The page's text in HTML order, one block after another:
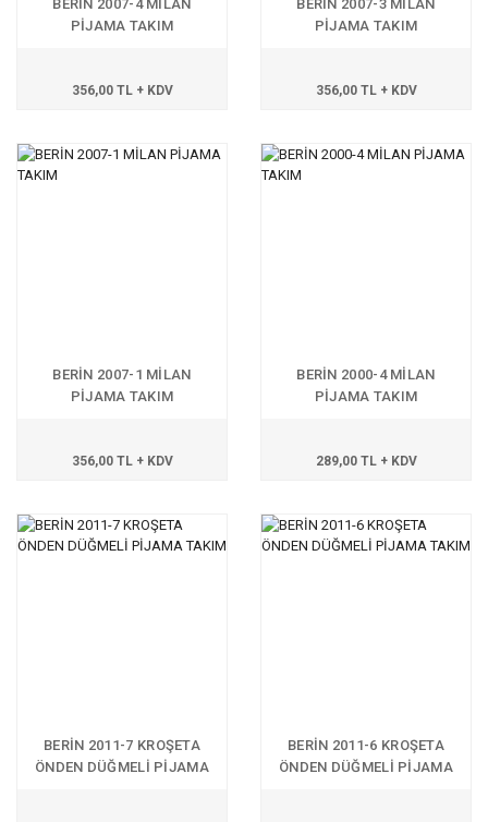
BERİN 2007-4 MİLAN
PİJAMA TAKIM
356,00 TL + KDV
BERİN 2007-3 MİLAN
PİJAMA TAKIM
356,00 TL + KDV
BERİN 2007-1 MİLAN
PİJAMA TAKIM
356,00 TL + KDV
BERİN 2000-4 MİLAN
PİJAMA TAKIM
289,00 TL + KDV
BERİN 2011-7 KROŞETA
ÖNDEN DÜĞMELİ PİJAMA
BERİN 2011-6 KROŞETA
ÖNDEN DÜĞMELİ PİJAMA